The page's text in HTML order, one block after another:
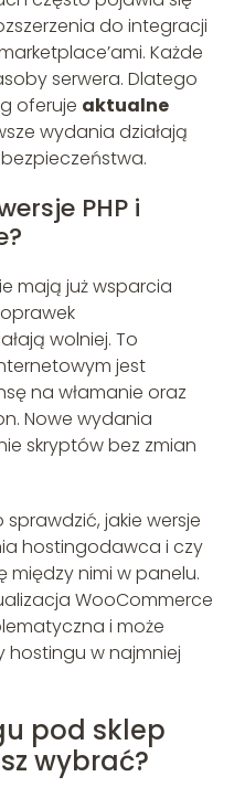
do integracji
Każde
serwera. Dlatego
oferuje aktualne
wydania działają
PHP i
mają już wsparcia
wolniej. To
jest
na włamanie oraz
Nowe wydania
skryptów bez zmian
jakie wersje
hostingodawca i czy
między nimi w panelu.
WooCommerce
i może
w najmniej
pod sklep
wybrać?